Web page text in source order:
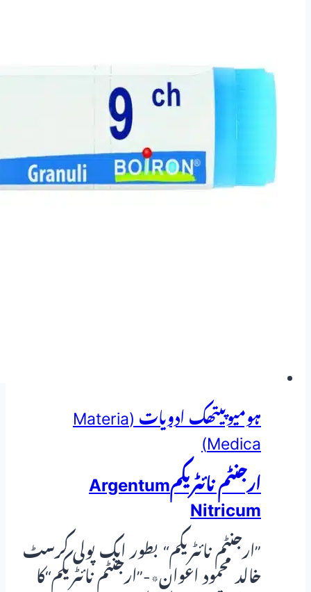
چیزوں
سے
ہے
ہومیوپیتھک ادویات (Materia
Medica)
ارجنٹم نائٹریکمArgentum
Nitricum
”ارجنٹم نائٹریکم“ بطور ایک پولی کرسٹ
خالد محمود اعوان٭-”ارجنٹم نائٹریکم“کا